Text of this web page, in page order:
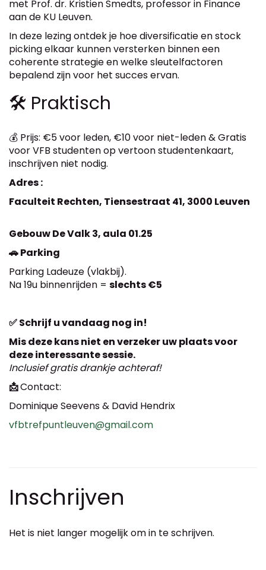
met Prof. dr. Kristien Smedts, professor in Finance
aan de KU Leuven.
In deze lezing ontdek je hoe diversificatie en stock
picking elkaar kunnen versterken binnen een
coherente strategie en welke sleutelfactoren
bepalend zijn voor het succes ervan.
🛠 Praktisch
💰 Prijs: €5 voor leden, €10 voor niet-leden & Gratis
voor VFB studenten op vertoon studentenkaart,
inschrijven niet nodig.
Adres :
Faculteit Rechten, Tiensestraat 41, 3000 Leuven
Gebouw De Valk 3, aula 01.25
🚗 Parking
Parking Ladeuze (vlakbij).
Na 19u binnenrijden = slechts €5
✅ Schrijf u vandaag nog in!
Mis deze kans niet en verzeker uw plaats voor
deze interessante sessie.
Inclusief gratis drankje achteraf!
📩Contact:
Dominique Seevens & David Hendrix
vfbtrefpuntleuven@gmail.com
Inschrijven
Het is niet langer mogelijk om in te schrijven.